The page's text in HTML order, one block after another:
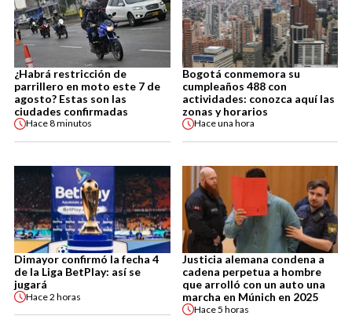
¿Habrá restricción de
parrillero en moto este 7 de
agosto? Estas son las
ciudades confirmadas
Hace8 minutos
Bogotá conmemora su
cumpleaños 488 con
actividades: conozca aquí las
zonas y horarios
Haceuna hora
Dimayor confirmó la fecha 4
de la Liga BetPlay: así se
jugará
Hace2 horas
Justicia alemana condena a
cadena perpetua a hombre
que arrolló con un auto una
marcha en Múnich en 2025
Hace5 horas